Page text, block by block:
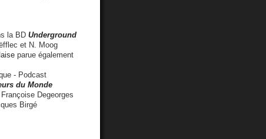
la BD Underground
et N. Moog
parue également
- Podcast
du Monde
Degeorges
Birgé